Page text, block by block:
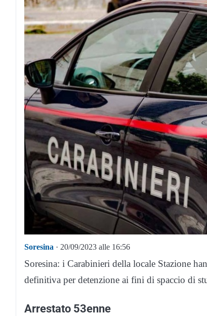
Soresina · 20/09/2023 alle 16:56
Soresina: i Carabinieri della locale Stazione
definitiva per detenzione ai fini di spaccio di
Arrestato 53enne